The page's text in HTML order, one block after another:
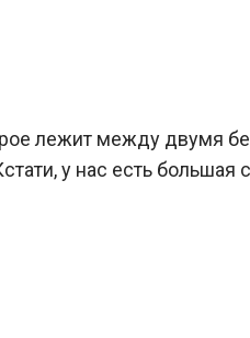
лежит между двумя
у нас есть большая